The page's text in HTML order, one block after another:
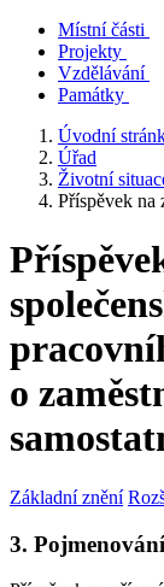
Místní části
Projekty
Vzdělávání
Památky
Úvodní
Úřad
Životní
Příspěvek na
o
Základní znění
3.